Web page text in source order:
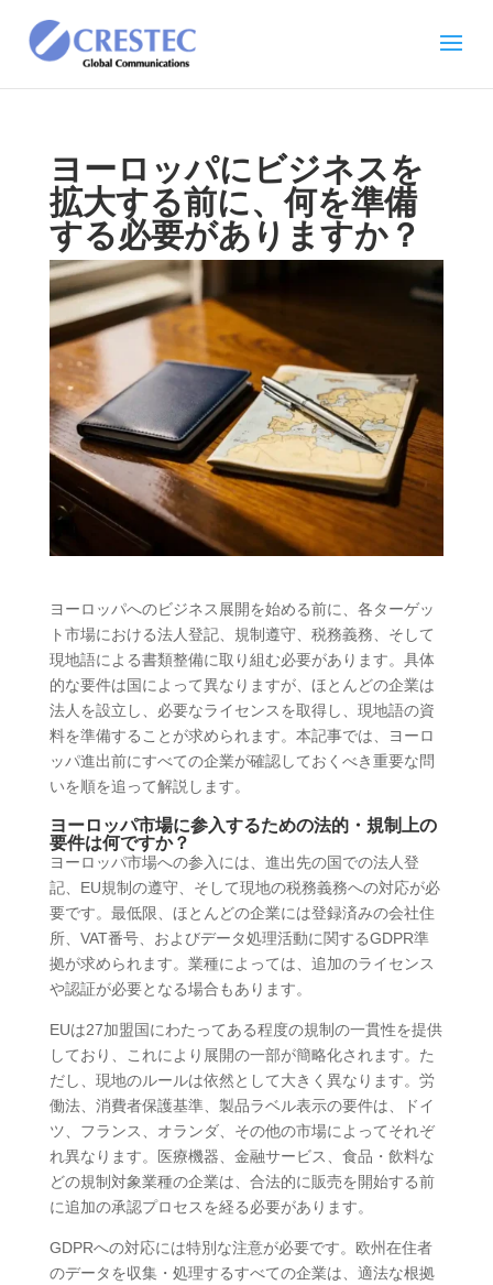
ヨーロッパにビジネスを
拡大する前に、何を準備
する必要がありますか？
ヨーロッパへのビジネス展開を始める前に、各ターゲッ
ト市場における法人登記、規制遵守、税務義務、そして
現地語による書類整備に取り組む必要があります。具体
的な要件は国によって異なりますが、ほとんどの企業は
法人を設立し、必要なライセンスを取得し、現地語の資
料を準備することが求められます。本記事では、ヨーロ
ッパ進出前にすべての企業が確認しておくべき重要な問
いを順を追って解説します。
ヨーロッパ市場に参入するための法的・規制上の
要件は何ですか？
ヨーロッパ市場への参入には、進出先の国での法人登
記、EU規制の遵守、そして現地の税務義務への対応が必
要です。最低限、ほとんどの企業には登録済みの会社住
所、VAT番号、およびデータ処理活動に関するGDPR準
拠が求められます。業種によっては、追加のライセンス
や認証が必要となる場合もあります。
EUは27加盟国にわたってある程度の規制の一貫性を提供
しており、これにより展開の一部が簡略化されます。た
だし、現地のルールは依然として大きく異なります。労
働法、消費者保護基準、製品ラベル表示の要件は、ドイ
ツ、フランス、オランダ、その他の市場によってそれぞ
れ異なります。医療機器、金融サービス、食品・飲料な
どの規制対象業種の企業は、合法的に販売を開始する前
に追加の承認プロセスを経る必要があります。
GDPRへの対応には特別な注意が必要です。欧州在住者
のデータを収集・処理するすべての企業は、適法な根拠